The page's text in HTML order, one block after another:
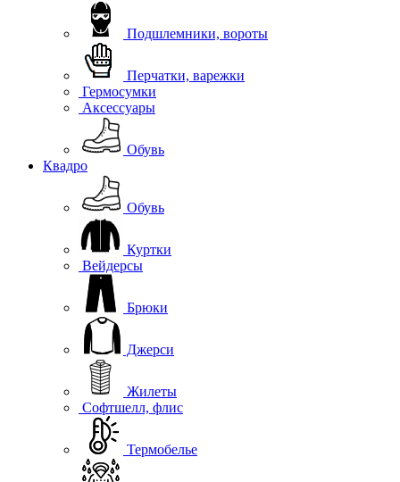
Подшлемники, вороты
Перчатки, варежки
Гермосумки
Аксессуары
Обувь
Квадро
Обувь
Куртки
Вейдерсы
Брюки
Джерси
Жилеты
Софтшелл, флис
Термобелье